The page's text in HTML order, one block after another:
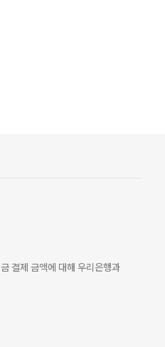
결제 금액에 대해 우리은행과